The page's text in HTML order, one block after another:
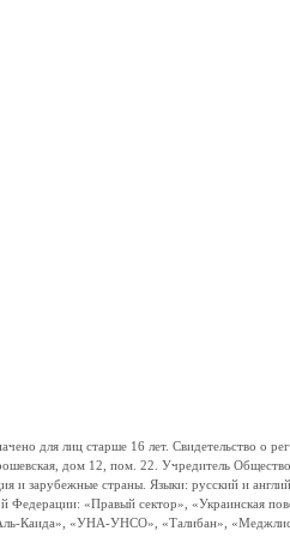
для лиц старше 16 лет. Свидетельство о
дом 12, пом. 22. Учредитель
и зарубежные страны. Языки: русский и
Федерации: «Правый сектор»,
Каида», «УНА-УНСО», «Талибан», «Меджлис